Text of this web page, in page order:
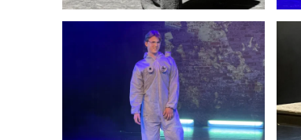
Anschauen....